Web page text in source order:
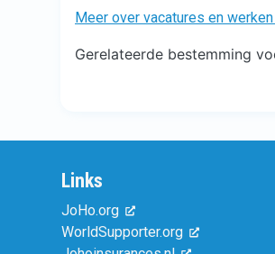
Meer over vacatures en
Gerelateerde bestemming
Links
JoHo.org
WorldSupporter.org